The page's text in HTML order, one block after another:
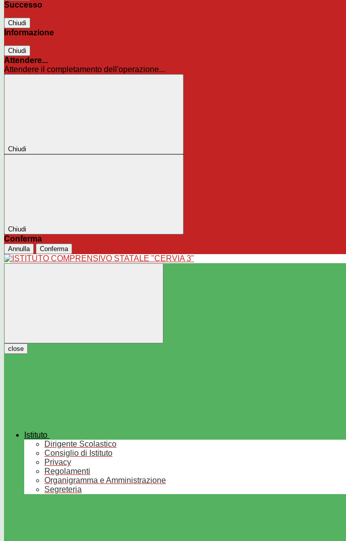
Successo
Chiudi
Informazione
Chiudi
Attendere...
Attendere il completamento dell'operazione...
Chiudi
Chiudi
Conferma
Annulla Conferma
close
Istituto
Dirigente Scolastico
Consiglio di Istituto
Privacy
Regolamenti
Organigramma e Amministrazione
Segreteria